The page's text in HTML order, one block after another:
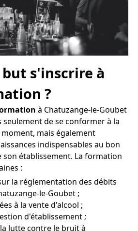
but s'inscrire à
?
à Chatuzange-le-Goubet
seulement de se conformer à la
mais également
indispensables au bon
établissement. La formation
:
la réglementation des débits
le-Goubet ;
à la vente d'alcool ;
d'établissement ;
lutte contre le bruit à